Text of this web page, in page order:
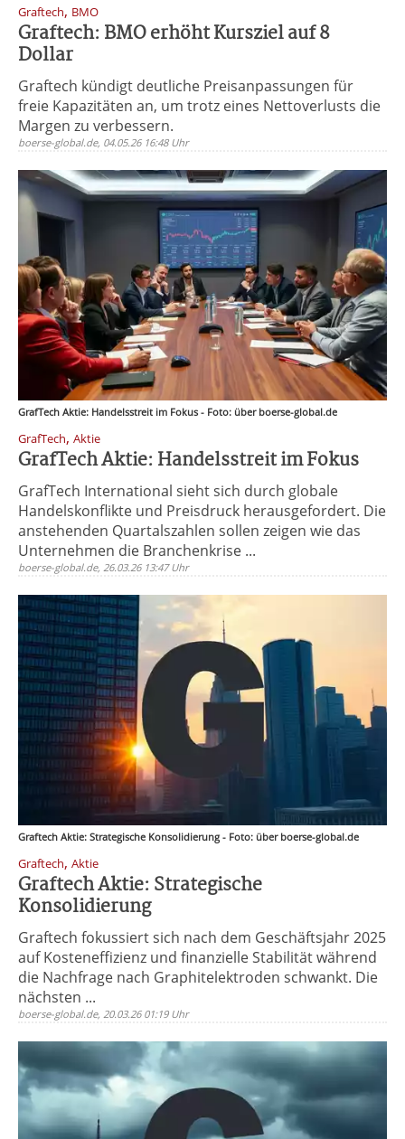
Graftech, BMO
Graftech: BMO erhöht Kursziel auf 8
Dollar
Graftech kündigt deutliche Preisanpassungen für
freie Kapazitäten an, um trotz eines Nettoverlusts die
Margen zu verbessern.
boerse-global.de, 04.05.26 16:48 Uhr
GrafTech Aktie: Handelsstreit im Fokus - Foto: über boerse-global.de
GrafTech, Aktie
GrafTech Aktie: Handelsstreit im Fokus
GrafTech International sieht sich durch globale
Handelskonflikte und Preisdruck herausgefordert. Die
anstehenden Quartalszahlen sollen zeigen wie das
Unternehmen die Branchenkrise ...
boerse-global.de, 26.03.26 13:47 Uhr
Graftech Aktie: Strategische Konsolidierung - Foto: über boerse-global.de
Graftech, Aktie
Graftech Aktie: Strategische
Konsolidierung
Graftech fokussiert sich nach dem Geschäftsjahr 2025
auf Kosteneffizienz und finanzielle Stabilität während
die Nachfrage nach Graphitelektroden schwankt. Die
nächsten ...
boerse-global.de, 20.03.26 01:19 Uhr